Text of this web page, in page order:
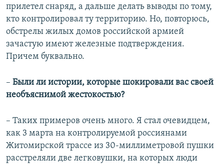
прилетел снаряд, а дальше делать выводы по тому,
кто контролировал ту территорию. Но, повторюсь,
обстрелы жилых домов российской армией
зачастую имеют железные подтверждения.
Причем буквально.
– Были ли истории, которые шокировали вас своей
необъяснимой жестокостью?
– Таких примеров очень много. Я стал очевидцем,
как 3 марта на контролируемой россиянами
Житомирской трассе из 30-миллиметровой пушки
расстреляли две легковушки, на которых люди